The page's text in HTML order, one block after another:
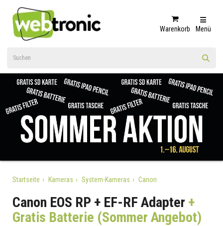
Warenkorb Menü
Startseite Kameras System-Kameras Canon
Canon EOS RP + EF-RF Adapter +
Gratis Batterie (Sommer Angebot)